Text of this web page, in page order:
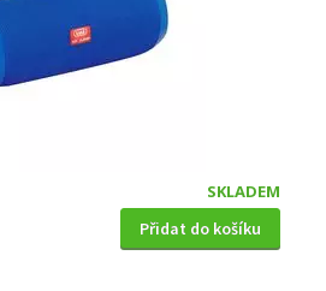
SKLADEM
Přidat do košíku